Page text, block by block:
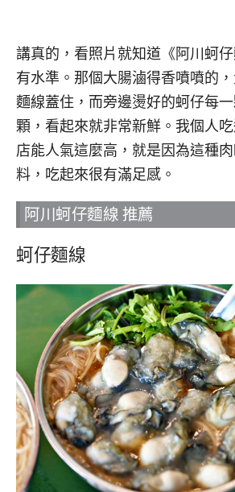
講真的，看照片就知道《阿川蚵
有水準。那個大腸滷得香噴噴的
麵線蓋住，而旁邊燙好的蚵仔每
顆，看起來就非常新鮮。我個人
店能人氣這麼高，就是因為這種
料，吃起來很有滿足感。
阿川蚵仔麵線 推薦
蚵仔麵線